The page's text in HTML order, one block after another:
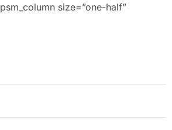
size=”one-half”